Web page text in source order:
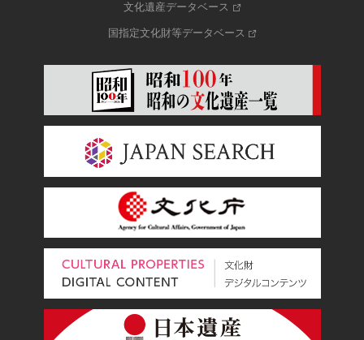
文化遺産データベース
国指定文化財等データベース